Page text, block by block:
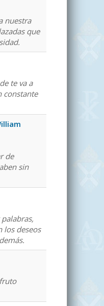
nuestra
que
te va a
constante
de
sin
los deseos